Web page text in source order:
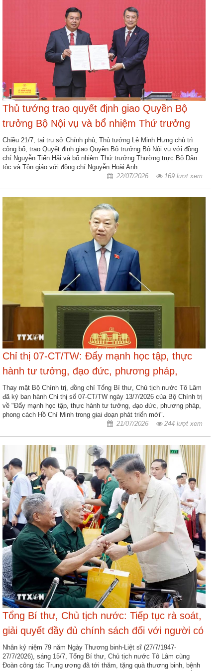
thức
khen
thưởng
Các
kỳ
Đại
hội
thi
đua
Chính
-
Kinh
tế
Hợp
tác
đào
tạo
Các
dự
án,
đề
tài
Tiếp
cận
thông
tin
kiếm
Đăng
Thủ tướng trao quyết định giao Quyền Bộ
trưởng Bộ Nội vụ và bổ nhiệm Thứ trưởng
Thường trực Bộ Dân tộc và Tôn giáo
Chiều 21/7, tại trụ sở Chính phủ, Thủ tướng Lê Minh Hưng chủ trì
công bố, trao Quyết định giao Quyền Bộ trưởng Bộ Nội vụ với đồng
chí Nguyễn Tiến Hải và bổ nhiệm Thứ trưởng Thường trực Bộ Dân
tộc và Tôn giáo với đồng chí Nguyễn Hoài Anh.
22/07/2026
169 lượt xem
Chỉ thị 07-CT/TW: Đẩy mạnh học tập, thực
hành tư tưởng, đạo đức, phương pháp,
phong cách Hồ Chí Minh trong giai đoạn phát
triển mới
Thay mặt Bộ Chính trị, đồng chí Tổng Bí thư, Chủ tịch nước Tô Lâm
đã ký ban hành Chỉ thị số 07-CT/TW ngày 13/7/2026 của Bộ Chính trị
về "Đẩy mạnh học tập, thực hành tư tưởng, đạo đức, phương pháp,
phong cách Hồ Chí Minh trong giai đoạn phát triển mới".
21/07/2026
244 lượt xem
Tổng Bí thư, Chủ tịch nước: Tiếp tục rà soát,
giải quyết đầy đủ chính sách đối với người có
công và thân nhân
Nhân kỷ niệm 79 năm Ngày Thương binh-Liệt sĩ (27/7/1947-
27/7/2026), sáng 15/7, Tổng Bí thư, Chủ tịch nước Tô Lâm cùng
Đoàn công tác Trung ương đã tới thăm, tặng quà thương binh, bệnh